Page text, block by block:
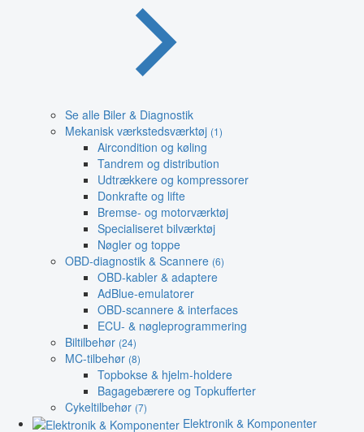
Se alle Biler & Diagnostik
Mekanisk værkstedsværktøj (1)
Aircondition og køling
Tandrem og distribution
Udtrækkere og kompressorer
Donkrafte og lifte
Bremse- og motorværktøj
Specialiseret bilværktøj
Nøgler og toppe
OBD-diagnostik & Scannere (6)
OBD-kabler & adaptere
AdBlue-emulatorer
OBD-scannere & interfaces
ECU- & nøgleprogrammering
Biltilbehør (24)
MC-tilbehør (8)
Topbokse & hjelm-holdere
Bagagebærere og Topkufferter
Cykeltilbehør (7)
Elektronik & Komponenter